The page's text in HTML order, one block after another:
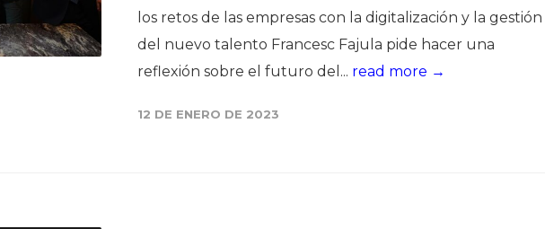
Económicos y Sociales
Organizaciones territoriales
los retos de las empresas con la digitalización y la gestión
del nuevo talento Francesc Fajula pide hacer una
reflexión sobre el futuro del... read more →
12 DE ENERO DE 2023